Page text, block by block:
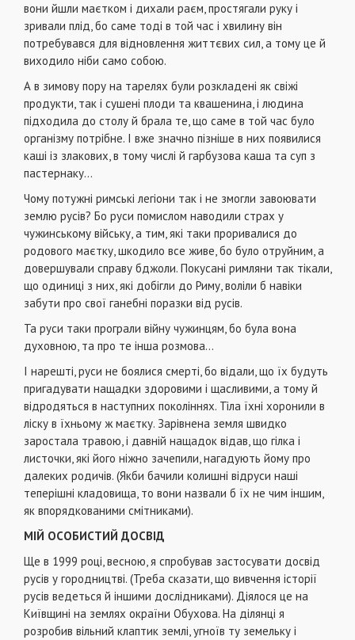
вони йшли маєтком і дихали раєм, простягали руку і
зривали плід, бо саме тоді в той час і хвилину він
потребувався для відновлення життєвих сил, а тому це й
виходило ніби само собою.
А в зимову пору на тарелях були розкладені як свіжі
продукти, так і сушені плоди та квашенина, і людина
підходила до столу й брала те, що саме в той час було
організму потрібне. І вже значно пізніше в них появилися
каші із злакових, в тому числі й гарбузова каша та суп з
пастернаку...
Чому потужні римські легіони так і не змогли завоювати
землю русів? Бо руси помислом наводили страх у
чужинському війську, а тим, які таки проривалися до
родового маєтку, шкодило все живе, бо було отруйним, а
довершували справу бджоли. Покусані римляни так тікали,
що одиниці з них, які добігли до Риму, воліли б навіки
забути про свої ганебні поразки від русів.
Та руси таки програли війну чужинцям, бо була вона
духовною, та про те інша розмова...
І нарешті, руси не боялися смерті, бо відали, що їх будуть
пригадувати нащадки здоровими і щасливими, а тому й
відродяться в наступних поколіннях. Тіла їхні хоронили в
ліску в їхньому ж маєтку. Зарівнена земля швидко
заростала травою, і давній нащадок відав, що гілка і
листочки, які його ніжно зачепили, нагадують йому про
далеких родичів. (Якби бачили колишні відруси наші
теперішні кладовища, то вони назвали б їх не чим іншим,
як впорядкованими смітниками).
МІЙ ОСОБИСТИЙ ДОСВІД
Ще в 1999 році, весною, я спробував застосувати досвід
русів у городництві. (Треба сказати, що вивчення історії
русів ведеться й іншими дослідниками). Діялося це на
Київщині на землях окраїни Обухова. На ділянці я
розробив вільний клаптик землі, угноїв ту земельку і